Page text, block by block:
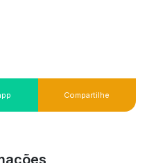
Compartilhe